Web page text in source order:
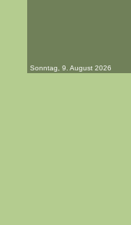
Sonntag, 9. August 2026